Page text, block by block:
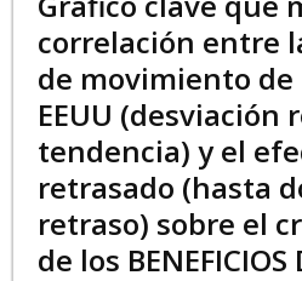
correlación entre
de movimiento de
EEUU (desviación
tendencia) y el
retrasado (hasta
retraso) sobre el
de los BENEFICIOS